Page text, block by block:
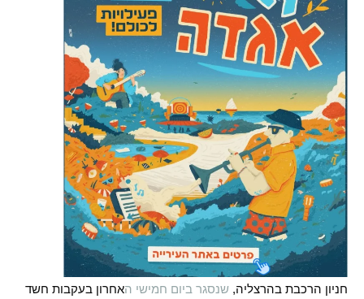
חניון הרכבת בהרצליה, שנסגר ביום חמישי האחרון בעקבות חשד